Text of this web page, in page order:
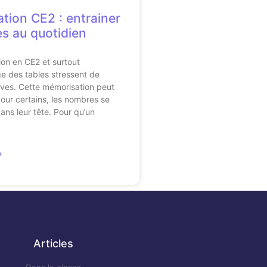
CE2 : entrainer
au quotidien
en CE2 et surtout
des tables stressent de
Cette mémorisation peut
certains, les nombres se
leur tête. Pour qu’un
Articles